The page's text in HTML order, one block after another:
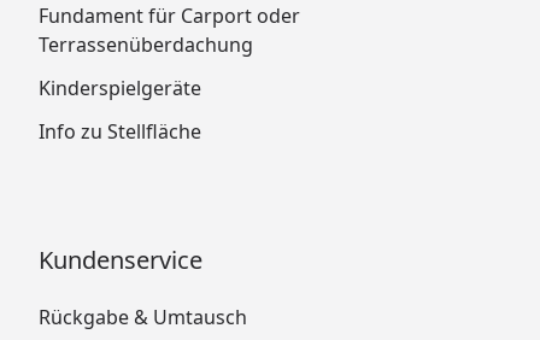
Fundament für Carport oder
Terrassenüberdachung
Kinderspielgeräte
Info zu Stellfläche
Kundenservice
Rückgabe & Umtausch